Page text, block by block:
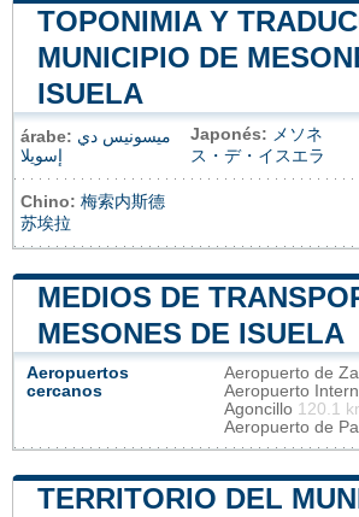
TOPONIMIA Y
MUNICIPIO DE
ISUELA
árabe: ميسونيس دي
إسويلا
Japonés: メソネ
ス・デ・イスエラ
Chino: 梅索内斯德
苏埃拉
MEDIOS DE
MESONES DE ISUELA
Aeropuertos
cercanos
Aeropuerto de
Aeropuerto
Agoncillo 120.1
Aeropuerto de
TERRITORIO DEL